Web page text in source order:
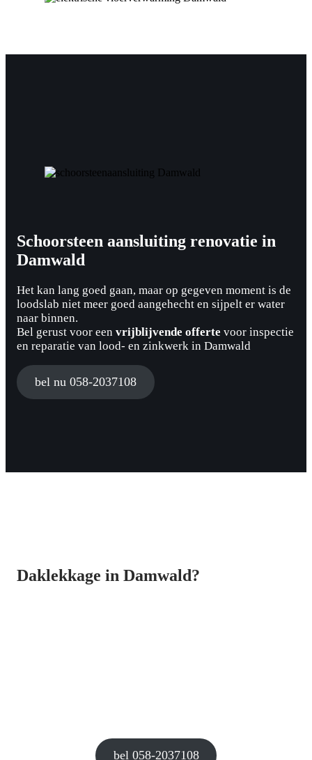
Schoorsteen aansluiting renovatie in
Damwald
Het kan lang goed gaan, maar op gegeven moment is de
loodslab niet meer goed aangehecht en sijpelt er water
naar binnen.
Bel gerust voor een vrijblijvende offerte voor inspectie
en reparatie van lood- en zinkwerk in Damwald
bel nu 058-2037108
Daklekkage in Damwald?
bel 058-2037108